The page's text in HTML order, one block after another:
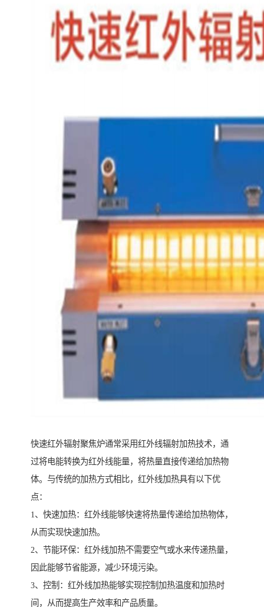
快速红外辐射聚焦炉通常采用红外线辐射加热技术，通
过将电能转换为红外线能量，将热量直接传递给加热物
体。与传统的加热方式相比，红外线加热具有以下优
点：
1、快速加热：红外线能够快速将热量传递给加热物体，
从而实现快速加热。
2、节能环保：红外线加热不需要空气或水来传递热量，
因此能够节省能源，减少环境污染。
3、控制：红外线加热能够实现控制加热温度和加热时
间，从而提高生产效率和产品质量。